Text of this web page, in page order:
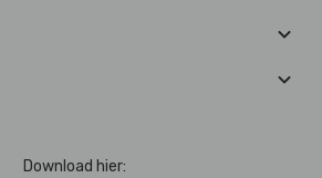
Download hier: